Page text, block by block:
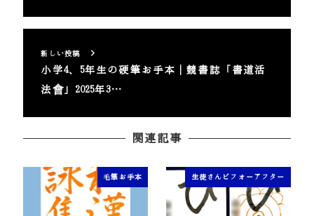
新しい投稿
小学4、5年生の硬筆お手本｜競書誌「書道活
法會」2025年3…
関連記事
毛筆お手本 生徒さんビフォーアフター